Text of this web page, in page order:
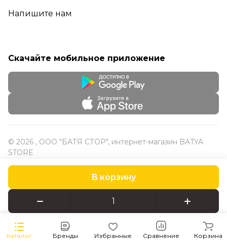
В корзину
Каталог Бренды Избранные Сравнение Корзина
Напишите нам
Скачайте мобильное приложение
© 2026 , ООО "БАТЯ СТОР", интернет-магазин BATYA
STORE
Конфиденциальность Оферта